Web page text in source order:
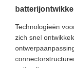
Technologieën
zich snel